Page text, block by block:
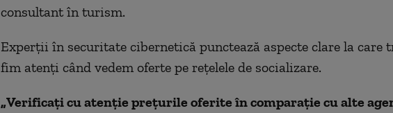
consultant în turism.
Experții în securitate cibernetică punctează aspecte clare la care
fim atenți când vedem oferte pe rețelele de socializare.
„Verificați cu atenție prețurile oferite în comparație cu alte